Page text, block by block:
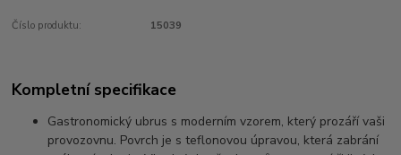
Číslo produktu: 15039
Kompletní specifikace
Gastronomický ubrus s moderním vzorem, který prozáří vaši
provozovnu. Povrch je s teflonovou úpravou, která zabrání